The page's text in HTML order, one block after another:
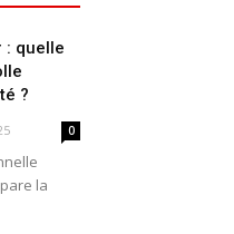
: quelle
?
0
la